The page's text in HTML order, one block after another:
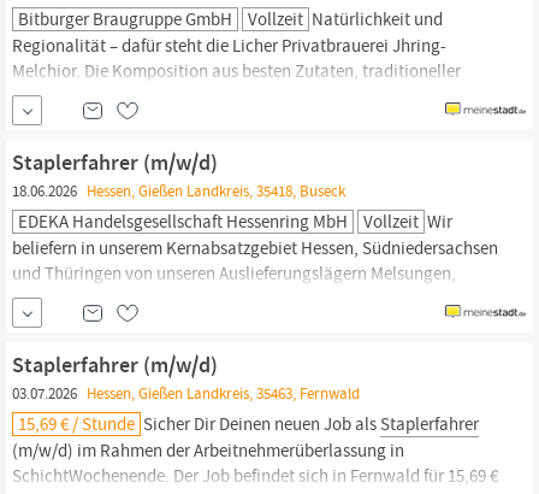
Bitburger Braugruppe GmbH Vollzeit Natürlichkeit und
Regionalität – dafür steht die Licher Privatbrauerei Jhring-
Melchior. Die Komposition aus besten Zutaten, traditioneller
Braukunst und modernster Technik sorgt für den natürlich-
frischen Geschmack der Bierspezialitäten aus Hessen. „Aus dem
Herzen der Natur“ ist bei uns nicht nur Slogan, sondern viel mehr
die Verpflichtung, Nachhaltigkeit in den Fokus...
Staplerfahrer (m/w/d)
18.06.2026 Hessen, Gießen Landkreis, 35418, Buseck
EDEKA Handelsgesellschaft Hessenring MbH Vollzeit Wir
beliefern in unserem Kernabsatzgebiet Hessen, Südniedersachsen
und Thüringen von unseren Auslieferungslägern Melsungen,
Großen-Buseck und Straußfurt die selbständigen EDEKA-
Einzelhändler sowie unsere Regiebetriebe mit Lebensmitteln und
Non-Food Artikeln. Lagerung: ;Sie sind zuständig für die Ein- und
Auslagerung von Waren in verschiedenen Lagerbereichen mithilfe
von...
Staplerfahrer (m/w/d)
03.07.2026 Hessen, Gießen Landkreis, 35463, Fernwald
15,69 € / Stunde Sicher Dir Deinen neuen Job als Staplerfahrer
(m/w/d) im Rahmen der Arbeitnehmerüberlassung in
SchichtWochenende. Der Job befindet sich in Fernwald für 15,69 €